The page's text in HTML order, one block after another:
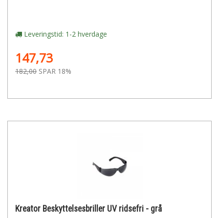
Leveringstid: 1-2 hverdage
147,73
182,00 SPAR 18%
Kreator Beskyttelsesbriller UV ridsefri - grå